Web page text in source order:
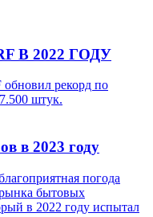
В 2022 ГОДУ
рекорд по
штук.
в 2023 году
погода
бытовых
в 2022 году испытал